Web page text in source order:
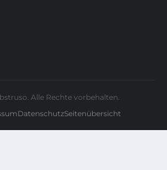
Alle Rechte vorbehalten.
DatenschutzSeitenübersicht